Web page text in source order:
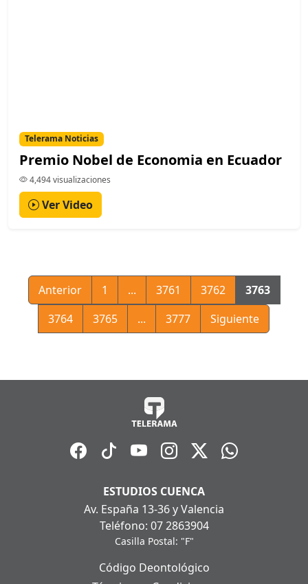
Telerama Noticias
Premio Nobel de Economia en Ecuador
4,494 visualizaciones
Ver Video
Anterior 1 ... 3761 3762
3763
3764
3765 ... 3777 Siguiente
ESTUDIOS CUENCA
Av. España 13-36 y Valencia
Teléfono: 07 2863904
Casilla Postal: "F"
Código Deontológico